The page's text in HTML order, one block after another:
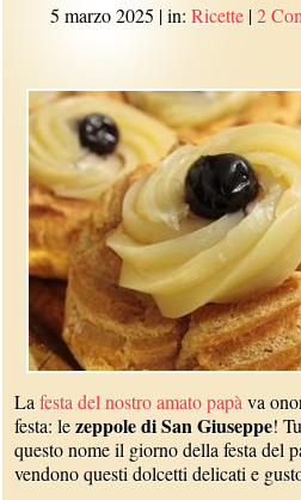
5 marzo 2025 | in:Ricette |2
Lafesta del nostro amato papàva
festa: lezeppole di San Giuseppe!
questo nome il giorno della festa del
vendono questi dolcetti delicati e